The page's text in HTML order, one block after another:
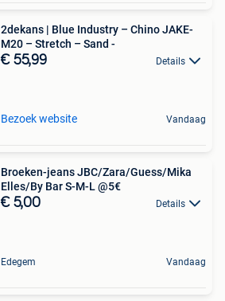
2dekans | Blue Industry – Chino JAKE-
M20 – Stretch – Sand -
€ 55,99 Details
Bezoek website Vandaag
Broeken-jeans JBC/Zara/Guess/Mika
Elles/By Bar S-M-L @5€
€ 5,00 Details
Edegem Vandaag